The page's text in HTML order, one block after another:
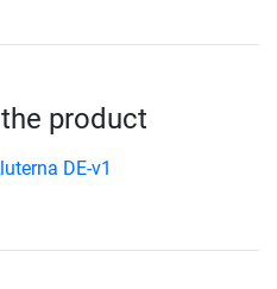
product
DE-v1